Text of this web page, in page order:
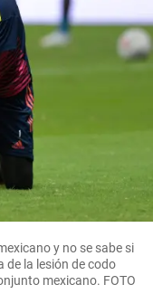
380
el
y no se sabe si
de la lesión de codo
mexicano. FOTO